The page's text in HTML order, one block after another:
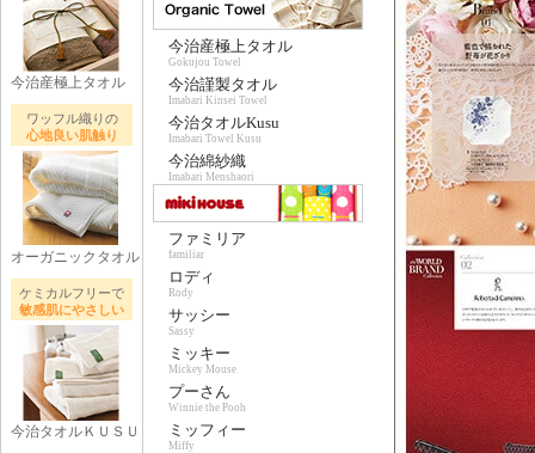
今治産極上タオル
ワッフル織りの
心地良い肌触り
オーガニックタオル
ケミカルフリーで
敏感肌にやさしい
今治タオルＫＵＳＵ
今治産極上タオル
Gokujou Towel
今治謹製タオル
Imabari Kinsei Towel
今治タオルKusu
Imabari Towel Kusu
今治綿紗織
Imabari Menshaori
ファミリア
familiar
ロディ
Rody
サッシー
Sassy
ミッキー
Mickey Mouse
プーさん
Winnie the Pooh
ミッフィー
Miffy